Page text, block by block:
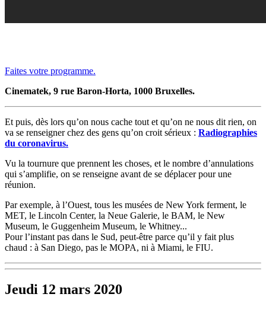
Faites votre programme.
Cinematek, 9 rue Baron-Horta, 1000 Bruxelles.
Et puis, dès lors qu’on nous cache tout et qu’on ne nous dit rien, on
va se renseigner chez des gens qu’on croit sérieux : Radiographies
du coronavirus.
Vu la tournure que prennent les choses, et le nombre d’annulations
qui s’amplifie, on se renseigne avant de se déplacer pour une
réunion.
Par exemple, à l’Ouest, tous les musées de New York ferment, le
MET, le Lincoln Center, la Neue Galerie, le BAM, le New
Museum, le Guggenheim Museum, le Whitney...
Pour l’instant pas dans le Sud, peut-être parce qu’il y fait plus
chaud : à San Diego, pas le MOPA, ni à Miami, le FIU.
Jeudi 12 mars 2020